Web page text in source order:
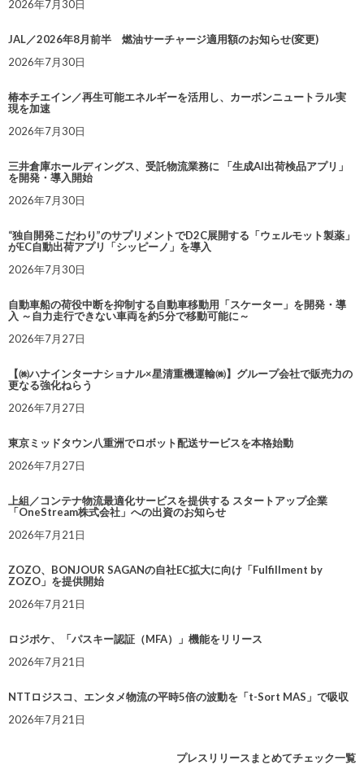
2026年7月30日
JAL／2026年8月前半 燃油サーチャージ適用額のお知らせ(変更)
2026年7月30日
椿本チエイン／再生可能エネルギーを活用し、カーボンニュートラル実
現を加速
2026年7月30日
三井倉庫ホールディングス、受託物流業務に 「生成AI出荷検品アプリ」
を開発・導入開始
2026年7月30日
“独自開発こだわり”のサプリメントでD2C展開する「ウェルモット製薬」
がEC自動出荷アプリ「シッピーノ」を導入
2026年7月30日
自動車船の荷役中断を抑制する自動車移動用「スケーター」を開発・導
入 ～自力走行できない車両を約5分で移動可能に～
2026年7月27日
【㈱ハナインターナショナル×星清重機運輸㈱】グループ会社で販売力の
更なる強化ねらう
2026年7月27日
東京ミッドタウン八重洲でロボット配送サービスを本格始動
2026年7月27日
上組／コンテナ物流最適化サービスを提供する スタートアップ企業
「OneStream株式会社」への出資のお知らせ
2026年7月21日
ZOZO、BONJOUR SAGANの自社EC拡大に向け「Fulfillment by
ZOZO」を提供開始
2026年7月21日
ロジポケ、「パスキー認証（MFA）」機能をリリース
2026年7月21日
NTTロジスコ、エンタメ物流の平時5倍の波動を「t-Sort MAS」で吸収
2026年7月21日
プレスリリースまとめてチェック一覧